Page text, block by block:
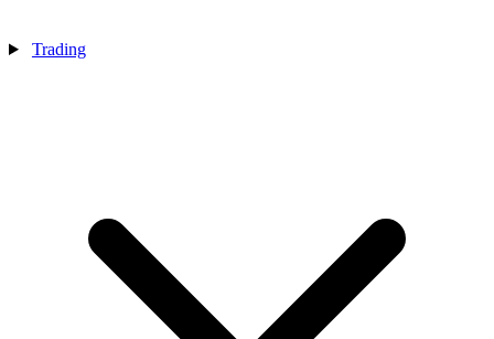
Trading